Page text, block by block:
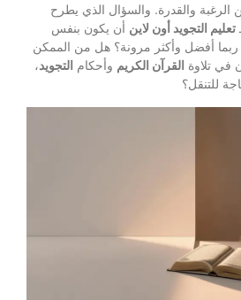
والقدرة. والسؤال الذي يطرح
تعليم التجويد أون لاين أن يكون بنفس
ربما أفضل وأكثر مرونة؟ هل من الممكن
في تلاوة القرآن الكريم وأحكام التجويد،
للتنقل؟